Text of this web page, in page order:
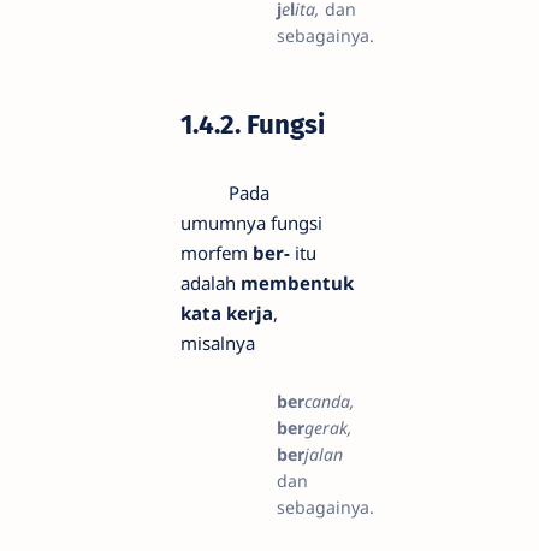
jelita, dan
sebagainya.
1.4.2. Fungsi
Pada
umumnya fungsi
morfem ber- itu
adalah membentuk
kata kerja,
misalnya
bercanda,
bergerak,
berjalan
dan
sebagainya.